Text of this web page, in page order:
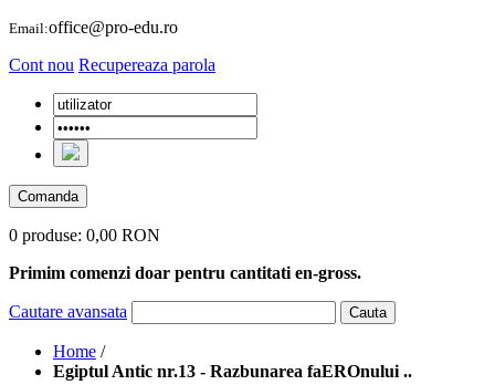
Email:office@pro-edu.ro
Cont nou Recupereaza parola
Comanda
0 produse: 0,00 RON
Primim comenzi doar pentru cantitati en-gross.
Cautare avansata Cauta
Home /
Egiptul Antic nr.13 - Razbunarea faEROnului ..